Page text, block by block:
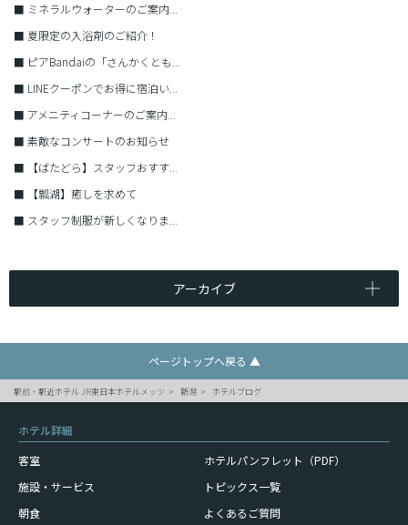
■ ミネラルウォーターのご案内...
■ 夏限定の入浴剤のご紹介！
■ ピアBandaiの「さんかくとも...
■ LINEクーポンでお得に宿泊い...
■ アメニティコーナーのご案内...
■ 素敵なコンサートのお知らせ
■
【ばたどら】スタッフおすす...
■
【瓢湖】癒しを求めて
■ スタッフ制服が新しくなりま...
アーカイブ
ページトップへ戻る ▲
駅前・駅近ホテル JR東日本ホテルメッツ 新潟 ホテルブログ
ホテル詳細
客室
施設・サービス
朝食
ホテルパンフレット（PDF）
トピックス一覧
よくあるご質問